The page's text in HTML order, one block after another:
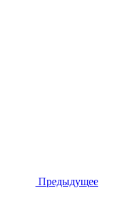
Предыдущее